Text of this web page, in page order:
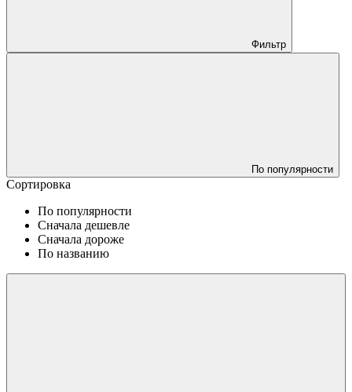
Фильтр
По популярности
Сортировка
По популярности
Сначала дешевле
Сначала дороже
По названию